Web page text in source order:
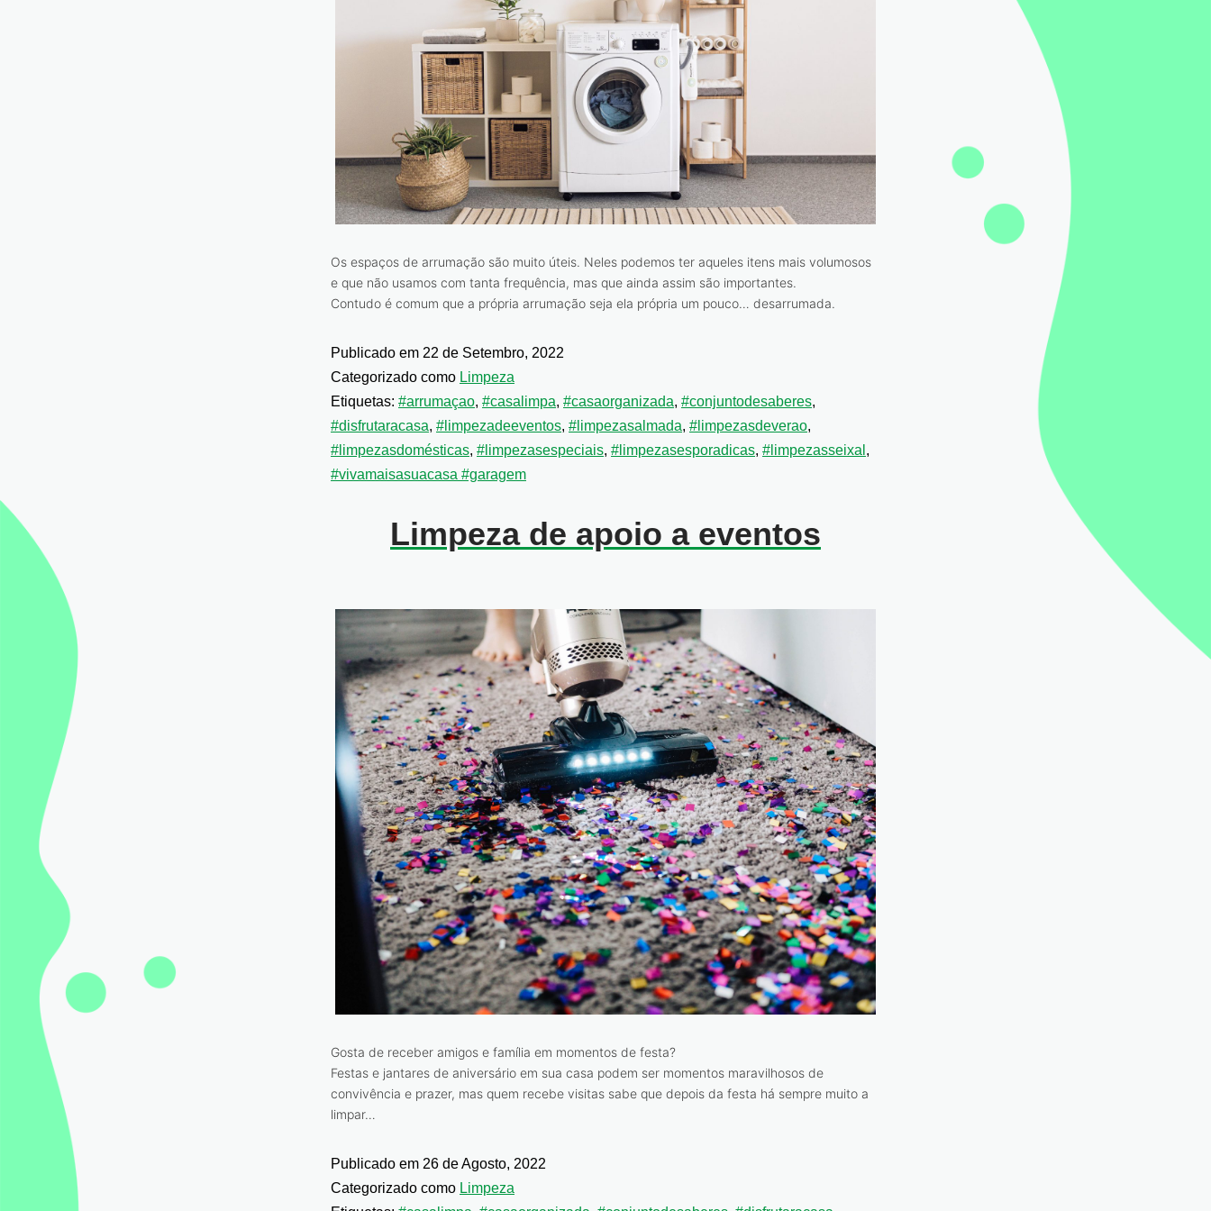
Os espaços de arrumação são muito úteis. Neles podemos ter aqueles itens mais volumosos
e que não usamos com tanta frequência, mas que ainda assim são importantes.
Contudo é comum que a própria arrumação seja ela própria um pouco… desarrumada.
Publicado em 22 de Setembro, 2022
Categorizado como Limpeza
Etiquetas: #arrumaçao, #casalimpa, #casaorganizada, #conjuntodesaberes,
#disfrutaracasa, #limpezadeeventos, #limpezasalmada, #limpezasdeverao,
#limpezasdomésticas, #limpezasespeciais, #limpezasesporadicas, #limpezasseixal ,
#vivamaisasuacasa #garagem
Limpeza de apoio a eventos
Gosta de receber amigos e família em momentos de festa?
Festas e jantares de aniversário em sua casa podem ser momentos maravilhosos de
convivência e prazer, mas quem recebe visitas sabe que depois da festa há sempre muito a
limpar…
Publicado em 26 de Agosto, 2022
Categorizado como Limpeza